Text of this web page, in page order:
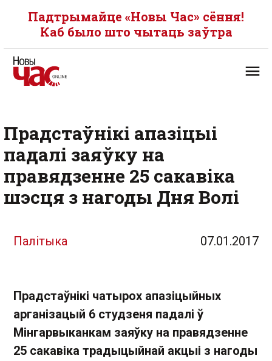
Падтрымайце «Новы Час» сёння!
Каб было што чытаць заўтра
Прадстаўнікі апазіцыі
падалі заяўку на
правядзенне 25 сакавіка
шэсця з нагоды Дня Волі
Палітыка 07.01.2017
Прадстаўнікі чатырох апазіцыйных
арганізацый 6 студзеня падалі ў
Мінгарвыканкам заяўку на правядзенне
25 сакавіка традыцыйнай акцыі з нагоды